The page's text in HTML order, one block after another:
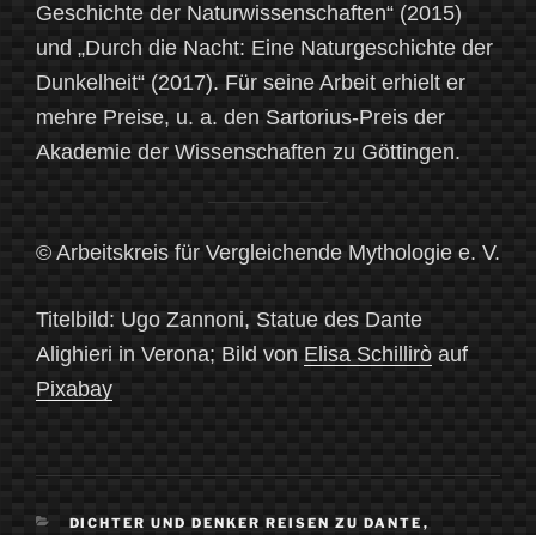
Geschichte der Naturwissenschaften“ (2015)
und „Durch die Nacht: Eine Naturgeschichte der
Dunkelheit“ (2017). Für seine Arbeit erhielt er
mehre Preise, u. a. den Sartorius-Preis der
Akademie der Wissenschaften zu Göttingen.
© Arbeitskreis für Vergleichende Mythologie e. V.
Titelbild: Ugo Zannoni, Statue des Dante
Alighieri in Verona; Bild von Elisa Schillirò auf
Pixabay
KATEGORIEN
DICHTER UND DENKER REISEN ZU DANTE ,